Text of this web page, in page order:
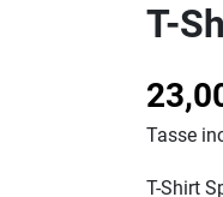
T-
Tasse
T-Shirt